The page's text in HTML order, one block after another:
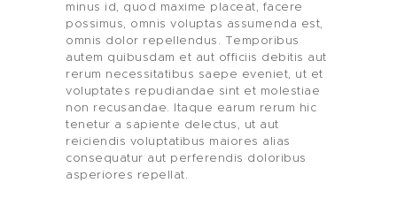
minus id, quod maxime placeat, facere
possimus, omnis voluptas assumenda est,
omnis dolor repellendus. Temporibus
autem quibusdam et aut officiis debitis aut
rerum necessitatibus saepe eveniet, ut et
voluptates repudiandae sint et molestiae
non recusandae. Itaque earum rerum hic
tenetur a sapiente delectus, ut aut
reiciendis voluptatibus maiores alias
consequatur aut perferendis doloribus
asperiores repellat.